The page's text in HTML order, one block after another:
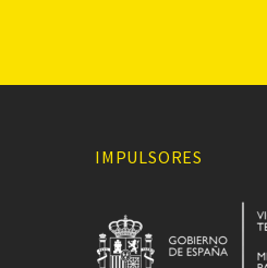
IMPULSORES